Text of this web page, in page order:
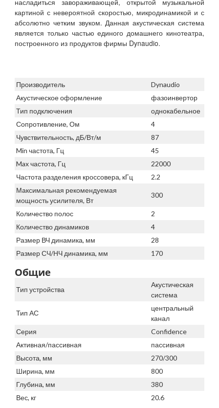
насладиться завораживающей, открытой музыкальной
картиной с невероятной скоростью, микродинамикой и с
абсолютно четким звуком. Данная акустическая система
является только частью единого домашнего кинотеатра,
построенного из продуктов фирмы Dynaudio.
Производитель
Dynaudio
Акустическое оформление
фазоинвертор
Тип подключения
однокабельное
Сопротивление, Ом
4
Чувствительность, дБ/Вт/м
87
Min частота, Гц
45
Max частота, Гц
22000
Частота разделения кроссовера, кГц
2.2
Максимальная рекомендуемая
мощность усилителя, Вт
300
Количество полос
2
Количество динамиков
4
Размер ВЧ динамика, мм
28
Размер СЧ/НЧ динамика, мм
170
Общие
Тип устройства
Акустическая
система
Тип АС
центральный
канал
Серия
Confidence
Активная/пассивная
пассивная
Высота, мм
270/300
Ширина, мм
800
Глубина, мм
380
Вес, кг
20.6